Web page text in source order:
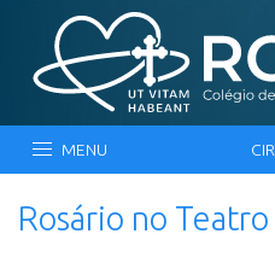
MENU
Rosário no Teatro